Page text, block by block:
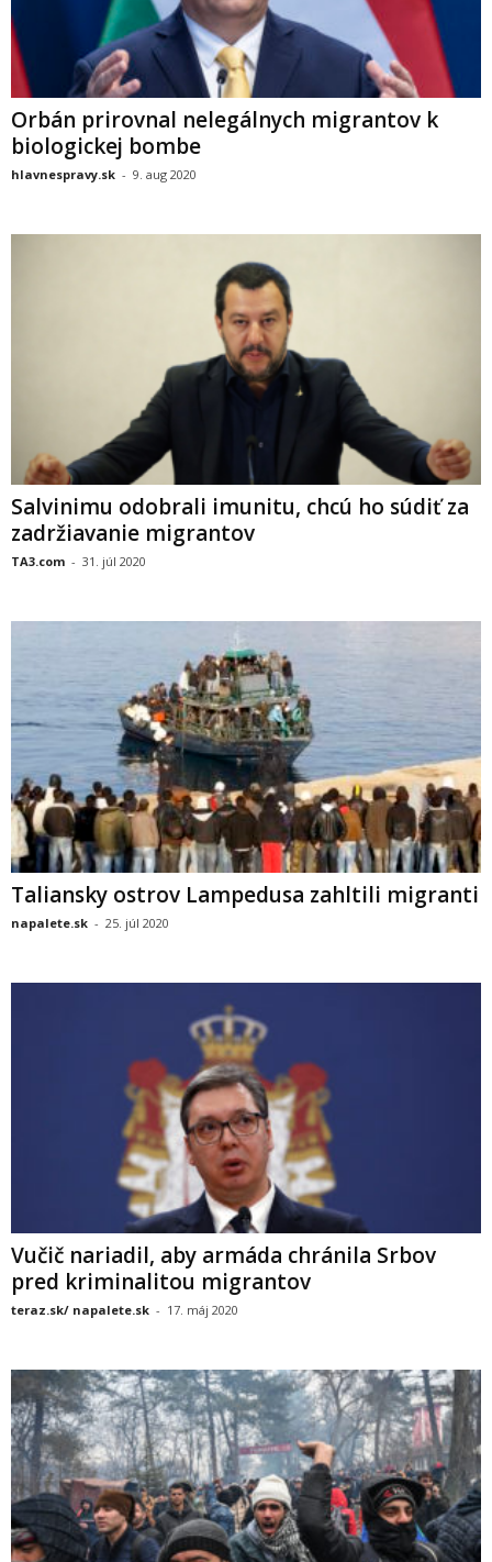
Orbán prirovnal nelegálnych migrantov k
biologickej bombe
hlavnespravy.sk - 9. aug 2020
Salvinimu odobrali imunitu, chcú ho súdiť za
zadržiavanie migrantov
TA3.com - 31. júl 2020
Taliansky ostrov Lampedusa zahltili migranti
napalete.sk - 25. júl 2020
Vučič nariadil, aby armáda chránila Srbov
pred kriminalitou migrantov
teraz.sk/ napalete.sk - 17. máj 2020